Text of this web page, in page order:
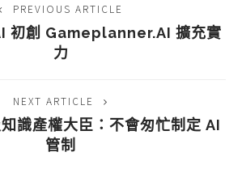
PREVIOUS ARTICLE
初創 Gameplanner.AI 擴充實
力
NEXT ARTICLE
識產權大臣：不會匆忙制定 AI
管制